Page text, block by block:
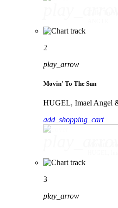
2
play_arrow
Movin' To The Sun
HUGEL, Imael Angel
add_shopping_cart
3
play_arrow